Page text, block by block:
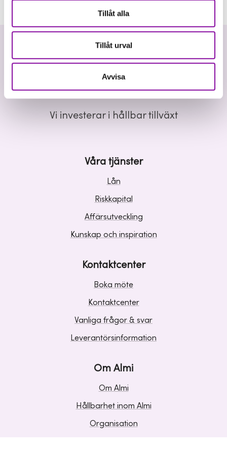
Tillåt alla
Tillåt urval
Avvisa
Vi investerar i hållbar tillväxt
Våra tjänster
Lån
Riskkapital
Affärsutveckling
Kunskap och inspiration
Kontaktcenter
Boka möte
Kontaktcenter
Vanliga frågor & svar
Leverantörsinformation
Om Almi
Om Almi
Hållbarhet inom Almi
Organisation